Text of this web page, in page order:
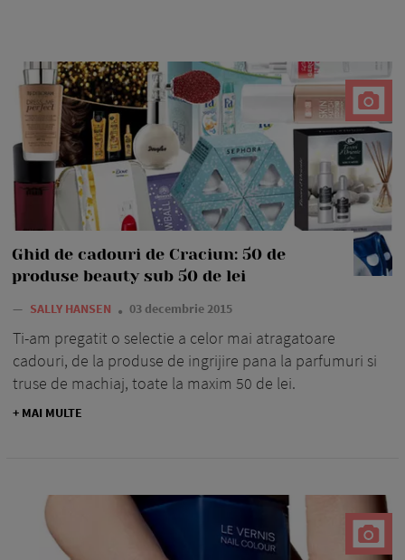
Ghid de cadouri de Craciun: 50 de
produse beauty sub 50 de lei
— SALLY HANSEN 03 decembrie 2015
Ti-am pregatit o selectie a celor mai atragatoare
cadouri, de la produse de ingrijire pana la parfumuri si
truse de machiaj, toate la maxim 50 de lei.
+ MAI MULTE